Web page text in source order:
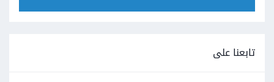
تابعنا على